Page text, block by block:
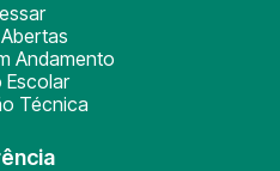
Andamento
Escolar
Técnica